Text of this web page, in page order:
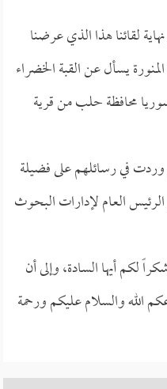
لقائنا هذا الذي عرضنا
يسأل عن القبة الخضراء
محافظة حلب من قرية
في رسائلهم على فضيلة
الرئيس العام لإدارات البحوث
لكم أيها السادة، وإلى أن
الله والسلام عليكم ورحمة